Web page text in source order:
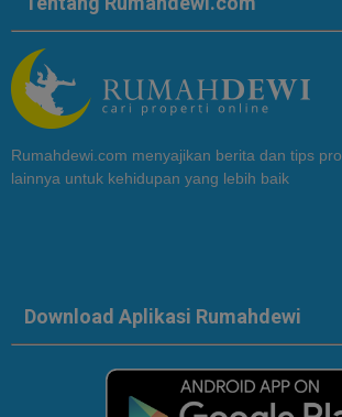
Rumahdewi.com menyajikan berita dan tips
lainnya untuk kehidupan yang lebih baik
Download Aplikasi Rumahdewi